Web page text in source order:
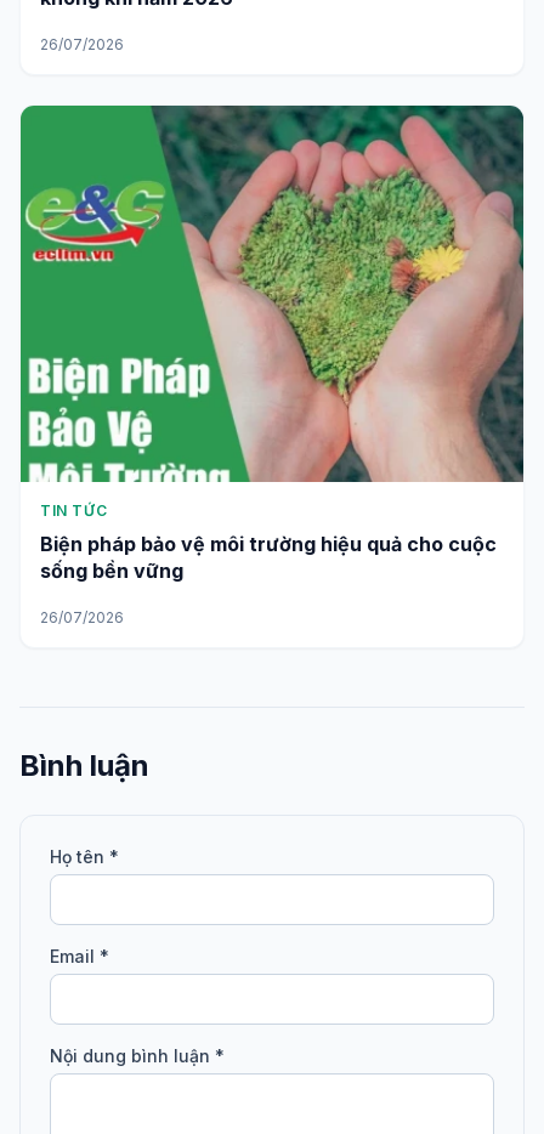
26/07/2026
TIN TỨC
Biện pháp bảo vệ môi trường hiệu quả cho cuộc
sống bền vững
26/07/2026
Bình luận
Họ tên *
Email *
Nội dung bình luận *